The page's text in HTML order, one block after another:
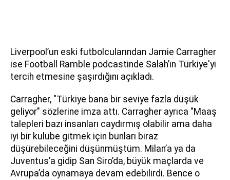
Liverpool’un eski futbolcularından Jamie Carragher
ise Football Ramble podcastinde Salah’ın Türkiye'yi
tercih etmesine şaşırdığını açıkladı.
Carragher, "Türkiye bana bir seviye fazla düşük
geliyor" sözlerine imza attı. Carragher ayrıca "Maaş
talepleri bazı insanları caydırmış olabilir ama daha
iyi bir kulübe gitmek için bunları biraz
düşürebileceğini düşünmüştüm. Milan’a ya da
Juventus’a gidip San Siro’da, büyük maçlarda ve
Avrupa’da oynamaya devam edebilirdi. Bence o